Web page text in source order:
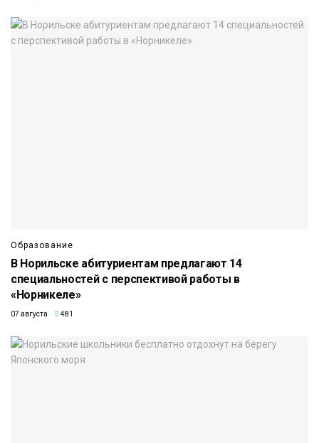
Образование
В Норильске абитуриентам предлагают 14
специальностей с перспективой работы в
«Норникеле»
07 августа 481